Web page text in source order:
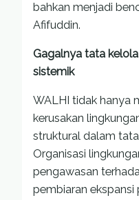
bahkan menjadi
Afifuddin.
Gagalnya tata
sistemik
WALHI tidak hanya
kerusakan
struktural dalam
Organisasi
pengawasan
pembiaran ekspansi